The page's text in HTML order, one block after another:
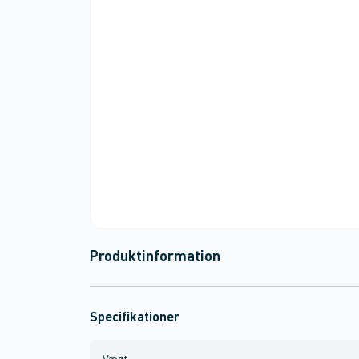
Produktinformation
Specifikationer